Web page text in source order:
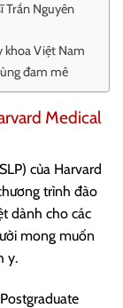
Trần Nguyên
khoa Việt Nam
đam mê
Medical
của Harvard
trình đào
dành cho các
mong muốn
y.